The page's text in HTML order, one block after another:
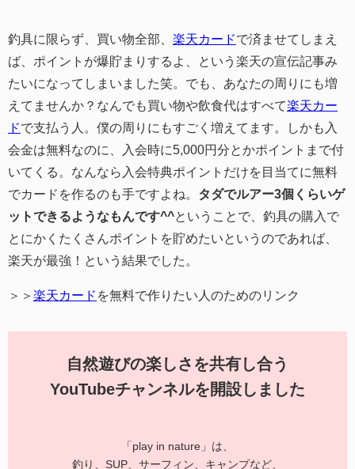
釣具に限らず、買い物全部、 楽天カードで済ませてしまえ
ば、ポイントが爆貯まりするよ、という楽天の宣伝記事み
たいになってしまいました笑。でも、あなたの周りにも増
えてませんか？なんでも買い物や飲食代はすべて楽天カー
ドで支払う人。僕の周りにもすごく増えてます。しかも入
会金は無料なのに、入会時に5,000円分とかポイントまで付
いてくる。なんなら入会特典ポイントだけを目当てに無料
でカードを作るのも手ですよね。 タダでルアー3個くらいゲ
ットできるようなもんです^^ということで、釣具の購入で
とにかくたくさんポイントを貯めたいというのであれば、
楽天が最強！という結果でした。
＞＞ 楽天カード を無料で作りたい人のためのリンク
自然遊びの楽しさを共有し合う
YouTubeチャンネルを開設しました
「play in nature」は、
釣り、SUP、サーフィン、キャンプなど、